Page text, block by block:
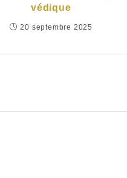
védique
20 septembre 2025